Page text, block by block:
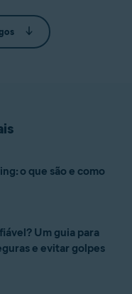
o que são e como
Um guia para
e evitar golpes